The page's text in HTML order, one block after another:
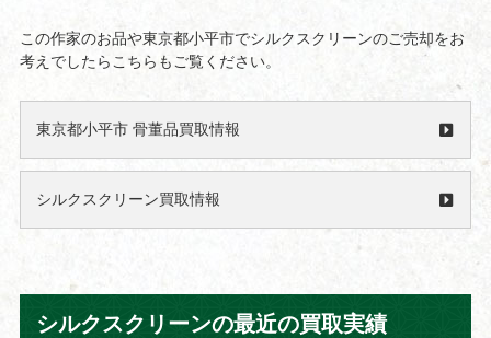
この作家のお品や東京都小平市でシルクスクリーンのご売却をお
考えでしたらこちらもご覧ください。
東京都小平市 骨董品買取情報
シルクスクリーン買取情報
シルクスクリーンの最近の買取実績